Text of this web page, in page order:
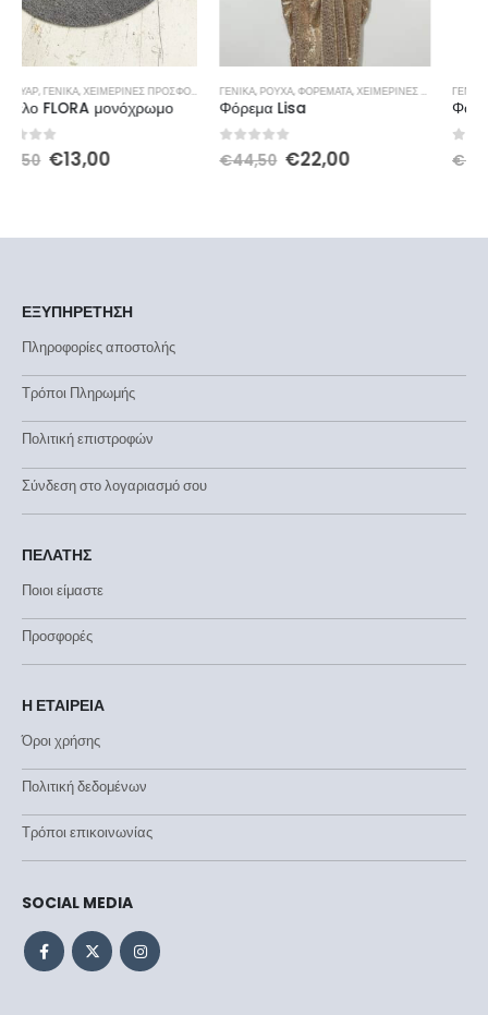
ΓΕΝΙΚΆ,ΡΟΎΧΑ,ΦΟΡΈΜΑΤΑ,ΧΕΙΜΕΡΙΝΕΣ ΠΡΟΣΦΟΡΕΣ
Φόρεμα Lisa
out of 5
€44,50 €22,00
ΓΕΝΙΚΆ,ΡΟΎΧΑ,ΦΟΡΈΜΑΤΑ,ΧΕΙΜΕΡΙΝΕΣ ΠΡΟΣΦΟΡΕΣ
Φόρεμα midi ελαστικό
out of 5
€37,50 €19,00
ΕΞΥΠΗΡΕΤΗΣΗ
Πληροφορίες αποστολής
Τρόποι Πληρωμής
Πολιτική επιστροφών
Σύνδεση στο λογαριασμό σου
ΠΕΛΑΤΗΣ
Ποιοι είμαστε
Προσφορές
Η ΕΤΑΙΡΕΙΑ
Όροι χρήσης
Πολιτική δεδομένων
Τρόποι επικοινωνίας
SOCIAL MEDIA